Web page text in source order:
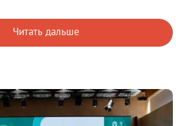
Читать дальше